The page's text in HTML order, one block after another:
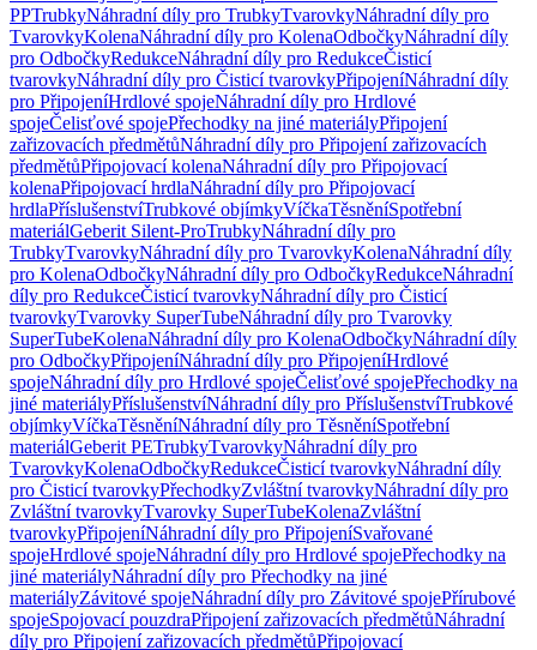
PPTrubkyNáhradní díly pro TrubkyTvarovkyNáhradní díly pro
TvarovkyKolenaNáhradní díly pro KolenaOdbočkyNáhradní díly
pro OdbočkyRedukceNáhradní díly pro RedukceČisticí
tvarovkyNáhradní díly pro Čisticí tvarovkyPřipojeníNáhradní díly
pro PřipojeníHrdlové spojeNáhradní díly pro Hrdlové
spojeČelisťové spojePřechodky na jiné materiályPřipojení
zařizovacích předmětůNáhradní díly pro Připojení zařizovacích
předmětůPřipojovací kolenaNáhradní díly pro Připojovací
kolenaPřipojovací hrdlaNáhradní díly pro Připojovací
hrdlaPříslušenstvíTrubkové objímkyVíčkaTěsněníSpotřební
materiálGeberit Silent-ProTrubkyNáhradní díly pro
TrubkyTvarovkyNáhradní díly pro TvarovkyKolenaNáhradní díly
pro KolenaOdbočkyNáhradní díly pro OdbočkyRedukceNáhradní
díly pro RedukceČisticí tvarovkyNáhradní díly pro Čisticí
tvarovkyTvarovky SuperTubeNáhradní díly pro Tvarovky
SuperTubeKolenaNáhradní díly pro KolenaOdbočkyNáhradní díly
pro OdbočkyPřipojeníNáhradní díly pro PřipojeníHrdlové
spojeNáhradní díly pro Hrdlové spojeČelisťové spojePřechodky na
jiné materiályPříslušenstvíNáhradní díly pro PříslušenstvíTrubkové
objímkyVíčkaTěsněníNáhradní díly pro TěsněníSpotřební
materiálGeberit PETrubkyTvarovkyNáhradní díly pro
TvarovkyKolenaOdbočkyRedukceČisticí tvarovkyNáhradní díly
pro Čisticí tvarovkyPřechodkyZvláštní tvarovkyNáhradní díly pro
Zvláštní tvarovkyTvarovky SuperTubeKolenaZvláštní
tvarovkyPřipojeníNáhradní díly pro PřipojeníSvařované
spojeHrdlové spojeNáhradní díly pro Hrdlové spojePřechodky na
jiné materiályNáhradní díly pro Přechodky na jiné
materiályZávitové spojeNáhradní díly pro Závitové spojePřírubové
spojeSpojovací pouzdraPřipojení zařizovacích předmětůNáhradní
díly pro Připojení zařizovacích předmětůPřipojovací